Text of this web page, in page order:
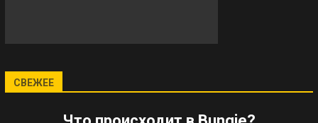
СВЕЖЕЕ